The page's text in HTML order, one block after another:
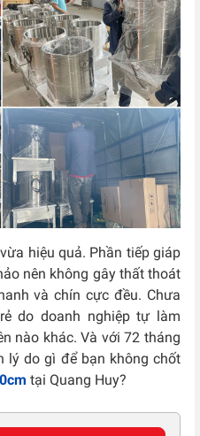
hiệu quả. Phần tiếp giáp
nên không gây thất thoát
và chín cực đều. Chưa
do doanh nghiệp tự làm
nào khác. Và với 72 tháng
lý do gì để bạn không chốt
tại Quang Huy?